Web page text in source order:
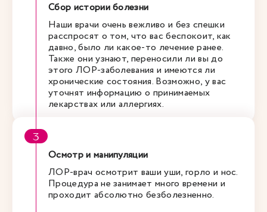
Сбор истории болезни
Наши врачи очень вежливо и без спешки
расспросят о том, что вас беспокоит, как
давно, было ли какое-то лечение ранее.
Также они узнают, переносили ли вы до
этого ЛОР-заболевания и имеются ли
хронические состояния. Возможно, у вас
уточнят информацию о принимаемых
лекарствах или аллергиях.
Осмотр и манипуляции
ЛОР-врач осмотрит ваши уши, горло и нос.
Процедура не занимает много времени и
проходит абсолютно безболезненно.